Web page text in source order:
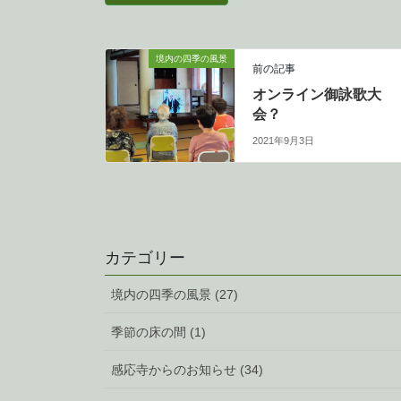
境内の四季の風景
前の記事
オンライン御詠歌大
会？
2021年9月3日
カテゴリー
境内の四季の風景 (27)
季節の床の間 (1)
感応寺からのお知らせ (34)